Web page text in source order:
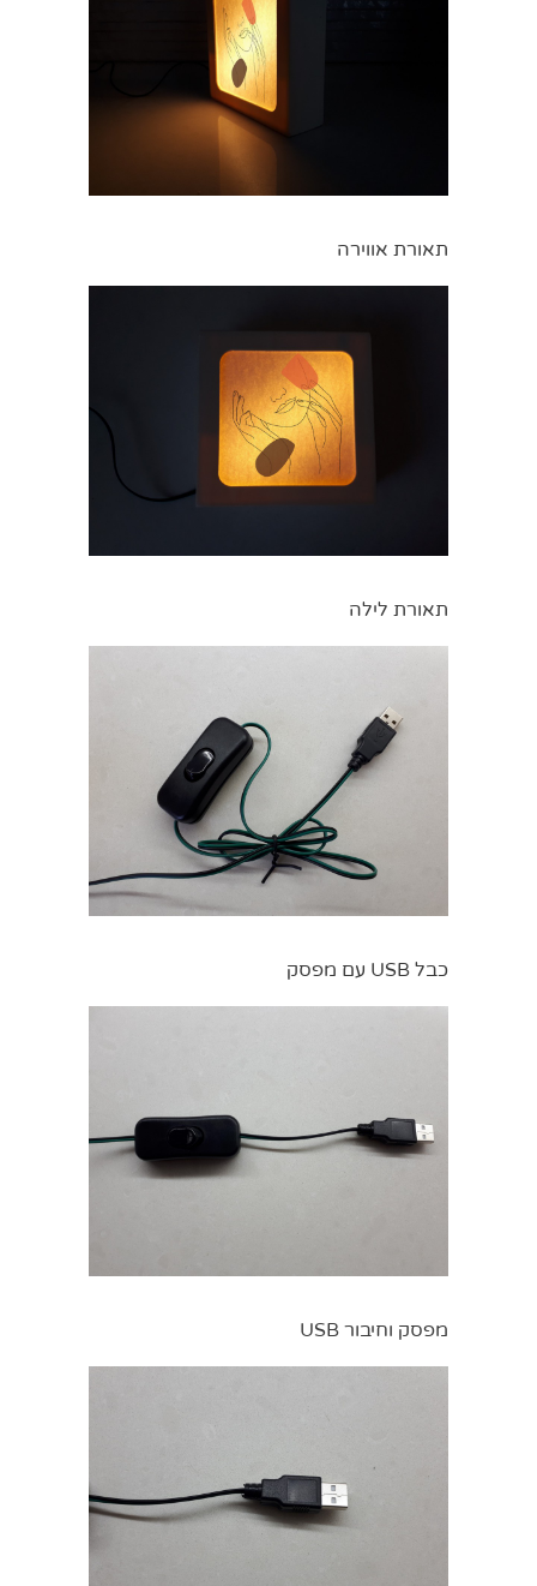
תאורת אווירה
תאורת לילה
כבל USB עם מפסק
מפסק וחיבור USB